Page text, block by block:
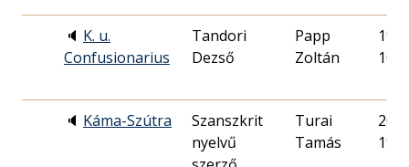
🔈 K. u.
Confusionarius
Tandori
Dezső
Papp
Zoltán
10.
🔈 Káma-Szútra
Szanszkrit
nyelvű
Turai
Tamás
19.